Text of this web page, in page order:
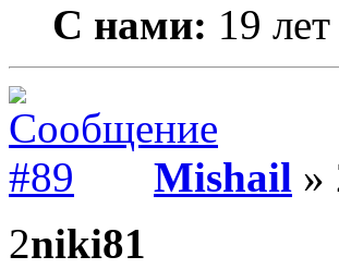
С нами: 19
Mishail »
2niki81